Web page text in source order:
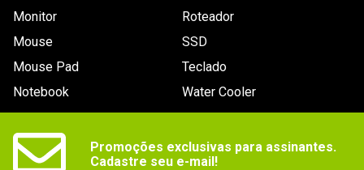
Monitor
Mouse
Mouse Pad
Notebook
Roteador
SSD
Teclado
Water Cooler
Promoções exclusivas para assinantes.
Cadastre seu e-mail!